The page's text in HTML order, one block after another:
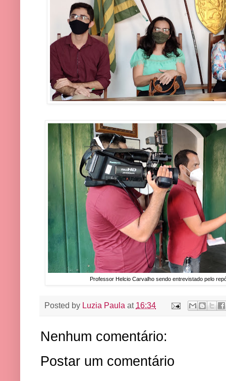
Professor Helcio Carvalho sendo entrevistado pelo
Posted by Luzia Paula at 16:34
Nenhum comentário:
Postar um comentário